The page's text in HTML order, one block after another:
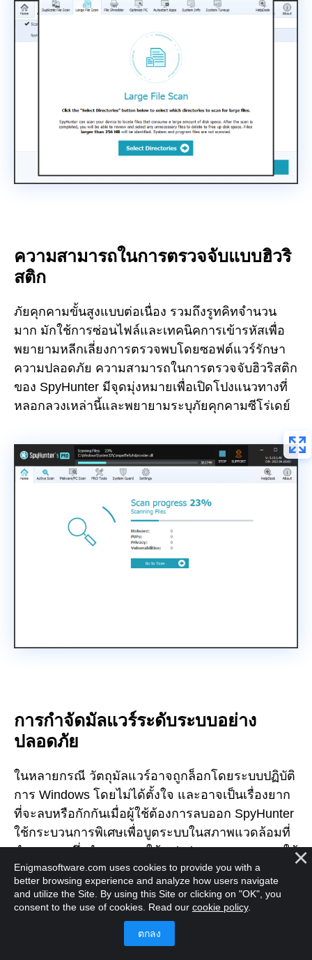
ความสามารถในการตรวจจับแบบฮิวริ
สติก
ภัยคุกคามขั้นสูงแบบต่อเนื่อง รวมถึงรูทคิทจำนวน
มาก มักใช้การซ่อนไฟล์และเทคนิคการเข้ารหัสเพื่อ
พยายามหลีกเลี่ยงการตรวจพบโดยซอฟต์แวร์รักษา
ความปลอดภัย ความสามารถในการตรวจจับฮิวริสติก
ของ SpyHunter มีจุดมุ่งหมายเพื่อเปิดโปงแนวทางที่
หลอกลวงเหล่านี้และพยายามระบุภัยคุกคามซีโร่เดย์
การกำจัดมัลแวร์ระดับระบบอย่าง
ปลอดภัย
ในหลายกรณี วัตถุมัลแวร์อาจถูกล็อกโดยระบบปฏิบัติ
การ Windows โดยไม่ได้ตั้งใจ และอาจเป็นเรื่องยาก
ที่จะลบหรือกักกันเมื่อผู้ใช้ต้องการลบออก SpyHunter
ใช้กระบวนการพิเศษเพื่อบูตระบบในสภาพแวดล้อมที่
กำหนดเองซึ่งทำงานภายใต้ Windows และอนุญาตให้
SpyHunter แก้ไขมัลแวร์ที่ระดับล่างของระบบ
Enigmasoftware.com uses cookies to provide you with a
better browsing experience and analyze how users navigate
and utilize the Site. By using this Site or clicking on "OK", you
consent to the use of cookies. Read our cookie policy.